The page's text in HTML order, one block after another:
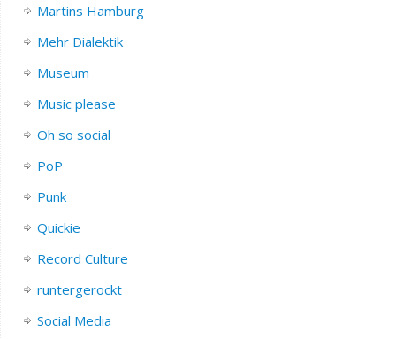
Martins Hamburg
Mehr Dialektik
Museum
Music please
Oh so social
PoP
Punk
Quickie
Record Culture
runtergerockt
Social Media